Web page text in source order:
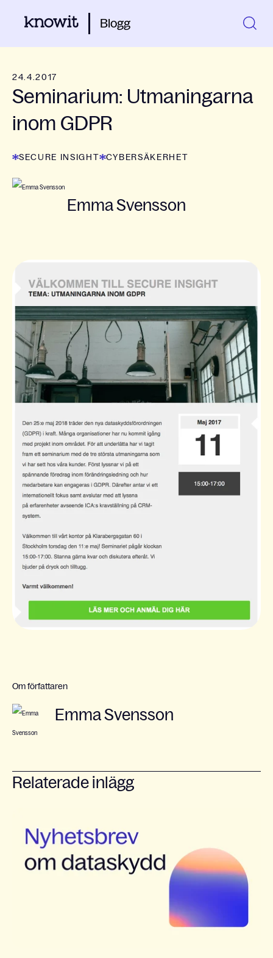
Blogg
24.4.2017
Seminarium: Utmaningarna
inom GDPR
SECURE INSIGHT CYBERSÄKERHET
Emma Svensson
Om författaren
Emma Svensson
Relaterade inlägg